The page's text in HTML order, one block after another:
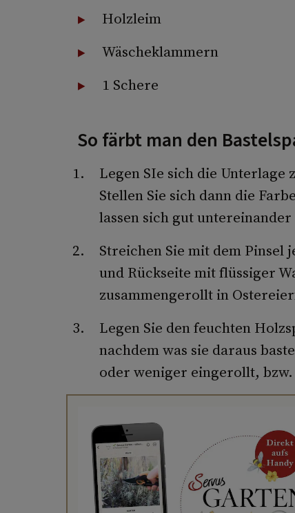
Holzleim
Wäscheklammern
1 Schere
So färbt man den
Legen SIe sich die Unterlage
Stellen Sie sich dann die
lassen sich gut
Streichen Sie mit dem Pinsel
und Rückseite mit flüssiger
zusammengerollt in
Legen Sie den feuchten
nachdem was sie daraus
oder weniger eingerollt, bzw.